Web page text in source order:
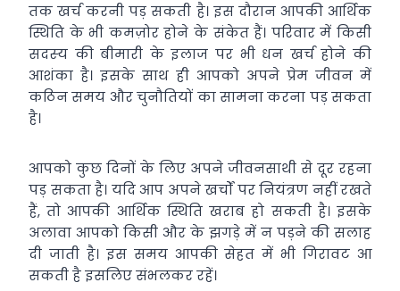
तक खर्च करनी पड़ सकती है। इस दौरान आपकी आर्थिक
स्थिति के भी कमज़ोर होने के संकेत हैं। परिवार में किसी
सदस्‍य की बीमारी के इलाज पर भी धन खर्च होने की
आशंका है। इसके साथ ही आपको अपने प्रेम जीवन में
कठिन समय और चुनौतियों का सामना करना पड़ सकता
है।
आपको कुछ दिनों के लिए अपने जीवनसाथी से दूर रहना
पड़ सकता है। यदि आप अपने खर्चों पर नियंत्रण नहीं रखते
हैं, तो आपकी आर्थिक स्थिति खराब हो सकती है। इसके
अलावा आपको किसी और के झगड़े में न पड़ने की सलाह
दी जाती है। इस समय आपकी सेहत में भी गिरावट आ
सकती है इसलिए संभलकर रहें।